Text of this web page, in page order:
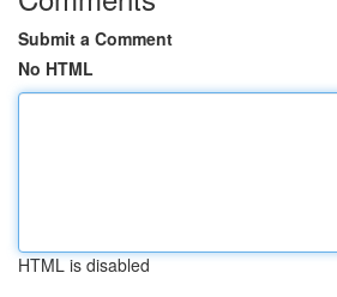
Submit a Comment
No HTML
HTML is disabled